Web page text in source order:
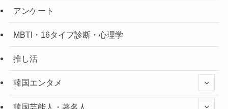
アンケート
MBTI・16タイプ診断・心理学
推し活
韓国エンタメ
韓国芸能人・著名人